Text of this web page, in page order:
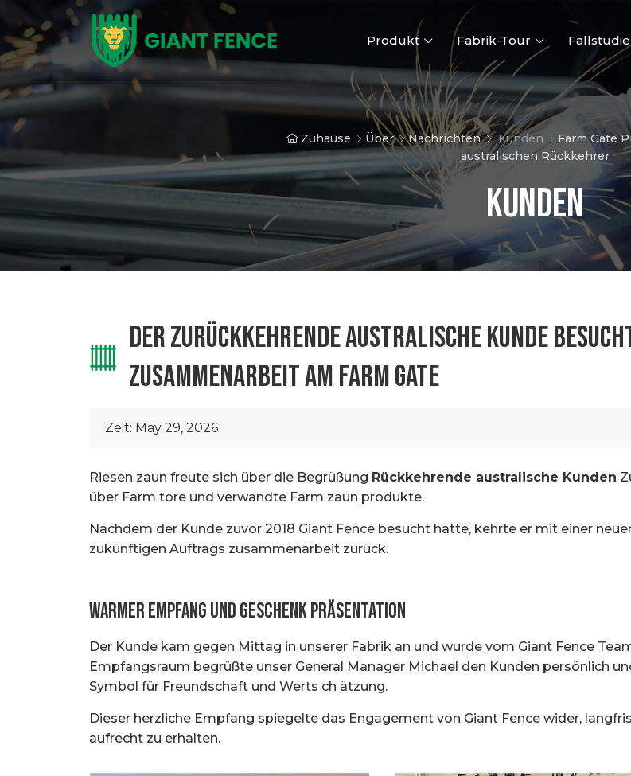
Produkt
3D Zaun 2D-Zäune
Fabrik-Tour Fallstudie
Zuhause Über Nachrichten Kunden
Farm Gate
australischen Rückkehrer
Kunden
DER ZURÜCKKEHRENDE AUSTRALISCHE KUNDE
ZUSAMMENARBEIT AM FARM GATE
Zeit: May 29, 2026
Riesen zaun freute sich über die Begrüßung Rückkehrende australische Kunden
über Farm tore und verwandte Farm zaun produkte.
Nachdem der Kunde zuvor 2018 Giant Fence besucht hatte, kehrte er mit einer
zukünftigen Auftrags zusammenarbeit zurück.
Warmer Empfang und Geschenk präsentation
Der Kunde kam gegen Mittag in unserer Fabrik an und wurde vom Giant Fence
Empfangsraum begrüßte unser General Manager Michael den Kunden persönlich
Symbol für Freundschaft und Werts ch ätzung.
Dieser herzliche Empfang spiegelte das Engagement von Giant Fence wider,
aufrecht zu erhalten.